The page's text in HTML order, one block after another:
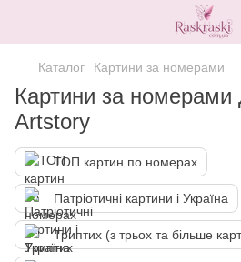
Каталог Картини за номерами
Картини за номерами
Artstory
ТОП картин по номерах
Патріотичні картини і Україна
Триптих (з трьох та більше